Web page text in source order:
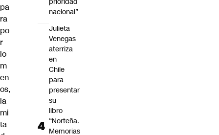
pa
ra
po
r
lo
m
en
os,
la
mi
ta
nacional”
Julieta
Venegas
aterriza
en
Chile
para
presentar
su
libro
“Norteña.
Memorias